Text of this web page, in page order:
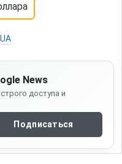
News
доступа и
Подписаться